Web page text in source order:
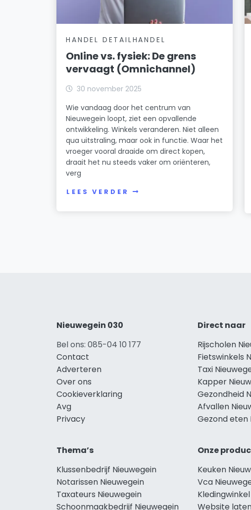
HANDEL DETAILHANDEL
Online vs. fysiek: De grens
vervaagt (Omnichannel)
30 november 2025
Wie vandaag door het centrum van
Nieuwegein loopt, ziet een opvallende
ontwikkeling. Winkels veranderen. Niet alleen
qua uitstraling, maar ook in functie. Waar het
vroeger vooral draaide om direct kopen,
draait het nu steeds vaker om oriënteren,
verg
LEES VERDER
Nieuwegein 030
Bel ons: 085-04 10 177
Contact
Adverteren
Over ons
Cookieverklaring
Avg
Privacy
Direct naar
Rijscholen
Fietswinkels
Taxi
Kapper
Gezondheid
Afvallen
Gezond eten
Thema’s
Klussenbedrijf Nieuwegein
Notarissen Nieuwegein
Taxateurs Nieuwegein
Schoonmaakbedrijf Nieuwegein
Onze
Keuken
Vca
Website